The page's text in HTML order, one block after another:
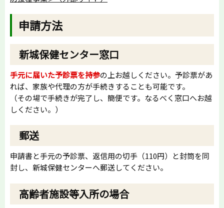
申請方法
新城保健センター窓口
手元に届いた予診票を持参の上お越しください。予診票があ
れば、家族や代理の方が手続きすることも可能です。
（その場で手続きが完了し、簡便です。なるべく窓口へお越
しください。）
郵送
申請書と手元の予診票、返信用の切手（110円）と封筒を同
封し、新城保健センターへ郵送してください。
高齢者施設等入所の場合